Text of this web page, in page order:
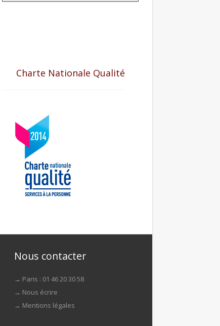
Charte Nationale Qualité
Nous contacter
→ Paris : 01 46 20 30 58
→ Nous écrire
→ Mentions légales